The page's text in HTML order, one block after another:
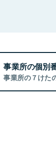
事業所の個別
事業所の７けた